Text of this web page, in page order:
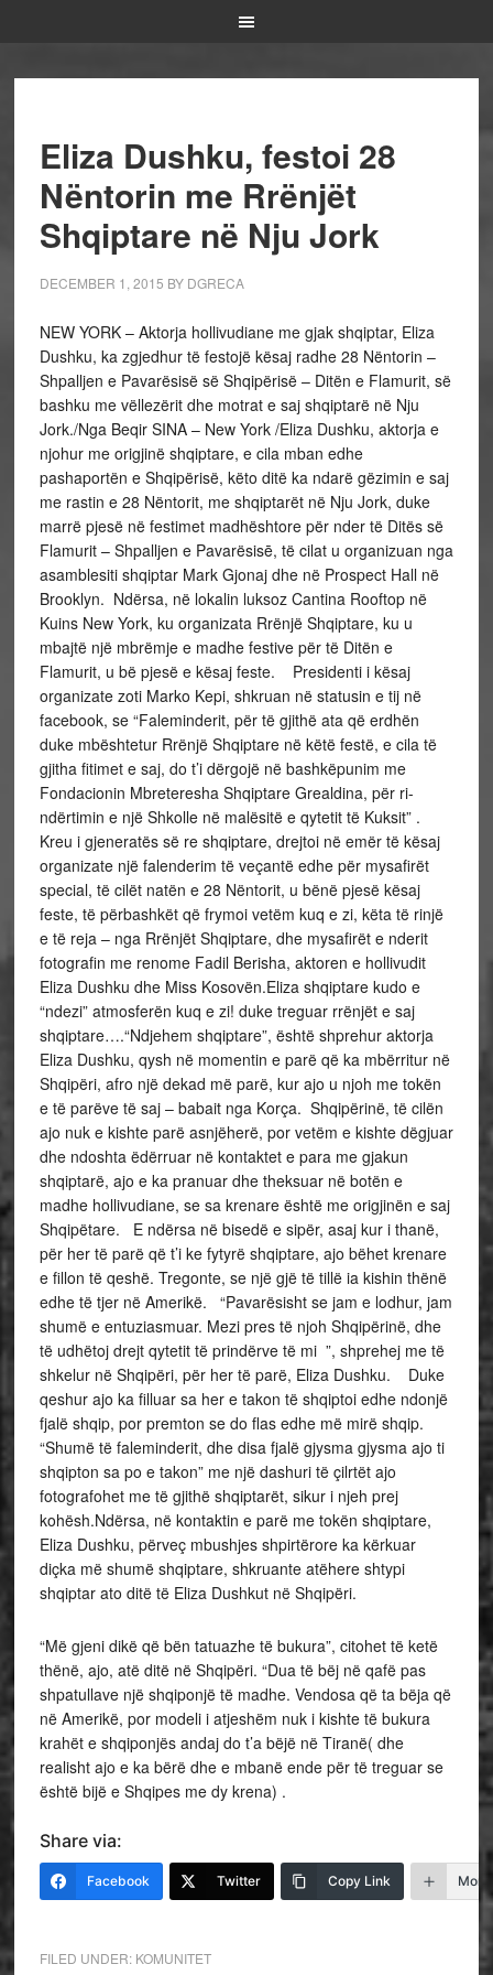
Eliza Dushku, festoi 28
Nëntorin me Rrënjët
Shqiptare në Nju Jork
DECEMBER 1, 2015 BY DGRECA
NEW YORK – Aktorja hollivudiane me gjak shqiptar, Eliza
Dushku, ka zgjedhur të festojë kësaj radhe 28 Nëntorin –
Shpalljen e Pavarësisë së Shqipërisë – Ditën e Flamurit, së
bashku me vëllezërit dhe motrat e saj shqiptarë në Nju
Jork./Nga Beqir SINA – New York /Eliza Dushku, aktorja e
njohur me origjinë shqiptare, e cila mban edhe
pashaportën e Shqipërisë, këto ditë ka ndarë gëzimin e saj
me rastin e 28 Nëntorit, me shqiptarët në Nju Jork, duke
marrë pjesë në festimet madhështore për nder të Ditës së
Flamurit – Shpalljen e Pavarësisē, të cilat u organizuan nga
asamblesiti shqiptar Mark Gjonaj dhe në Prospect Hall në
Brooklyn. Ndërsa, në lokalin luksoz Cantina Rooftop në
Kuins New York, ku organizata Rrënjë Shqiptare, ku u
mbajtë një mbrëmje e madhe festive për të Ditën e
Flamurit, u bë pjesë e kësaj feste. Presidenti i kësaj
organizate zoti Marko Kepi, shkruan në statusin e tij në
facebook, se “Faleminderit, për të gjithë ata që erdhën
duke mbështetur Rrënjë Shqiptare në këtë festë, e cila të
gjitha fitimet e saj, do t’i dërgojë në bashkëpunim me
Fondacionin Mbreteresha Shqiptare Grealdina, për ri-
ndërtimin e një Shkolle në malësitë e qytetit të Kuksit” .
Kreu i gjeneratës së re shqiptare, drejtoi në emër të kësaj
organizate një falenderim të veçantë edhe për mysafirët
special, të cilët natën e 28 Nëntorit, u bënë pjesë kësaj
feste, të përbashkët që frymoi vetëm kuq e zi, këta të rinjë
e të reja – nga Rrënjët Shqiptare, dhe mysafirët e nderit
fotografin me renome Fadil Berisha, aktoren e hollivudit
Eliza Dushku dhe Miss Kosovën.Eliza shqiptare kudo e
“ndezi” atmosferën kuq e zi! duke treguar rrënjët e saj
shqiptare….“Ndjehem shqiptare”, është shprehur aktorja
Eliza Dushku, qysh në momentin e parë që ka mbërritur në
Shqipëri, afro një dekad më parë, kur ajo u njoh me tokën
e të parëve të saj – babait nga Korça. Shqipërinë, të cilën
ajo nuk e kishte parë asnjëherë, por vetëm e kishte dëgjuar
dhe ndoshta ëdërruar në kontaktet e para me gjakun
shqiptarë, ajo e ka pranuar dhe theksuar në botën e
madhe hollivudiane, se sa krenare është me origjinën e saj
Shqipëtare. E ndërsa në bisedë e sipër, asaj kur i thanë,
për her të parë që t’i ke fytyrë shqiptare, ajo bëhet krenare
e fillon të qeshë. Tregonte, se një gjë të tillë ia kishin thënë
edhe të tjer në Amerikë. “Pavarësisht se jam e lodhur, jam
shumë e entuziasmuar. Mezi pres të njoh Shqipërinë, dhe
të udhëtoj drejt qytetit të prindërve të mi ”, shprehej me të
shkelur në Shqipëri, për her të parë, Eliza Dushku. Duke
qeshur ajo ka filluar sa her e takon të shqiptoi edhe ndonjë
fjalë shqip, por premton se do flas edhe më mirë shqip.
“Shumë të faleminderit, dhe disa fjalë gjysma gjysma ajo ti
shqipton sa po e takon” me një dashuri të çilrtët ajo
fotografohet me të gjithë shqiptarët, sikur i njeh prej
kohësh.Ndërsa, në kontaktin e parë me tokën shqiptare,
Eliza Dushku, përveç mbushjes shpirtërore ka kërkuar
diçka më shumë shqiptare, shkruante atëhere shtypi
shqiptar ato ditë të Eliza Dushkut në Shqipëri.
“Më gjeni dikë që bën tatuazhe të bukura”, citohet të ketë
thënë, ajo, atë ditë në Shqipëri. “Dua të bëj në qafë pas
shpatullave një shqiponjë të madhe. Vendosa që ta bëja që
në Amerikë, por modeli i atjeshëm nuk i kishte të bukura
krahët e shqiponjës andaj do t’a bëjë në Tiranë( dhe
realisht ajo e ka bërë dhe e mbanë ende për të treguar se
është bijë e Shqipes me dy krena) .
Share via:
Facebook Twitter Copy Link More
FILED UNDER: KOMUNITET